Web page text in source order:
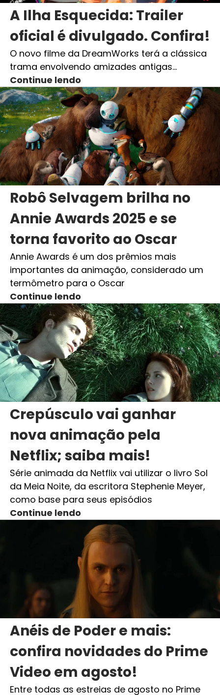
A Ilha Esquecida: Trailer
oficial é divulgado. Confira!
O novo filme da DreamWorks terá a clássica
trama envolvendo amizades antigas…
Continue lendo
Robô Selvagem brilha no
Annie Awards 2025 e se
torna favorito ao Oscar
Annie Awards é um dos prêmios mais
importantes da animação, considerado um
termômetro para o Oscar
Continue lendo
Crepúsculo vai ganhar
nova animação pela
Netflix; saiba mais!
Série animada da Netflix vai utilizar o livro Sol
da Meia Noite, da escritora Stephenie Meyer,
como base para seus episódios
Continue lendo
Anéis de Poder e mais:
confira novidades do Prime
Video em agosto!
Entre todas as estreias de agosto no Prime